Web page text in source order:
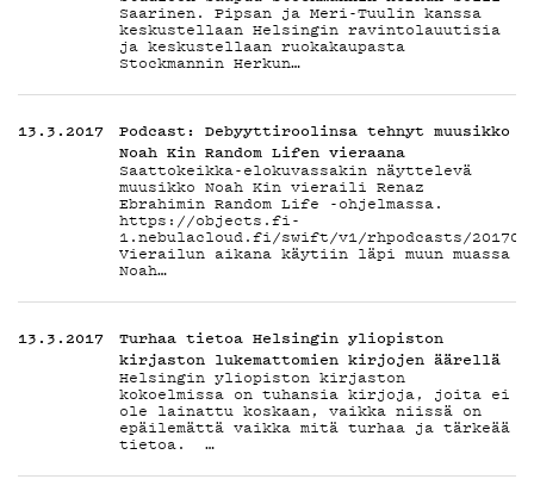
KIRJAUDU SISÄÄN
Saarinen. Pipsan ja Meri-Tuulin kanssa
keskustellaan Helsingin ravintolauutisia
ja keskustellaan ruokakaupasta
Stockmannin Herkun…
13.3.2017
Podcast: Debyyttiroolinsa tehnyt muusikko
Noah Kin Random Lifen vieraana
Saattokeikka-elokuvassakin näyttelevä
muusikko Noah Kin vieraili Renaz
Ebrahimin Random Life -ohjelmassa.
https://objects.fi-
1.nebulacloud.fi/swift/v1/rhpodcasts/
Vierailun aikana käytiin läpi muun muassa
Noah…
13.3.2017
Turhaa tietoa Helsingin yliopiston
kirjaston lukemattomien kirjojen äärellä
Helsingin yliopiston kirjaston
kokoelmissa on tuhansia kirjoja, joita ei
ole lainattu koskaan, vaikka niissä on
epäilemättä vaikka mitä turhaa ja tärkeää
tietoa. …